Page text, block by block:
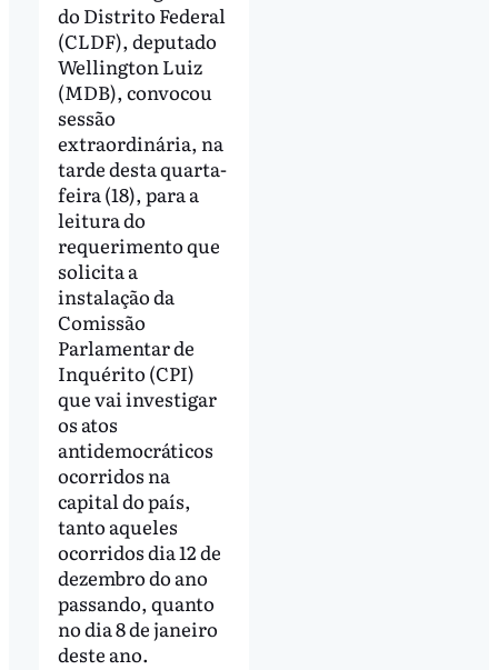
do Distrito Federal
(CLDF), deputado
Wellington Luiz
(MDB), convocou
sessão
extraordinária, na
tarde desta quarta-
feira (18), para a
leitura do
requerimento que
solicita a
instalação da
Comissão
Parlamentar de
Inquérito (CPI)
que vai investigar
os atos
antidemocráticos
ocorridos na
capital do país,
tanto aqueles
ocorridos dia 12 de
dezembro do ano
passando, quanto
no dia 8 de janeiro
deste ano.